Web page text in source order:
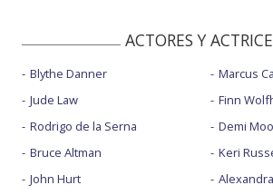
ACTORES Y
Blythe Danner
Jude Law
Rodrigo de la Serna
Bruce Altman
John Hurt
Marcus
Finn
Demi
Keri